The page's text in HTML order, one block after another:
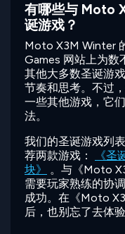
有哪些与 Moto
诞游戏？
Moto X3M Winter
Games 网站上为数
其他大多数圣诞游
节奏和思考。不过
一些其他游戏，它
法。
我们的圣诞游戏列
荐两款游戏：
《圣
块》
。与《Moto
需要玩家熟练的协
成功。在《Moto
后，也别忘了去体